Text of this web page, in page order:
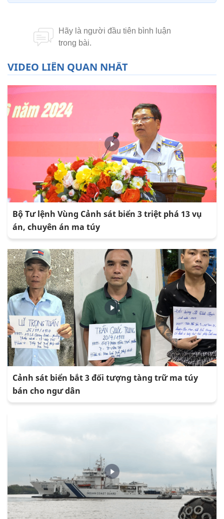
VIDEO LIÊN QUAN NHẤT
Bộ Tư lệnh Vùng Cảnh sát biển 3 triệt phá 13 vụ
án, chuyên án ma túy
Cảnh sát biển bắt 3 đối tượng tàng trữ ma túy
bán cho ngư dân